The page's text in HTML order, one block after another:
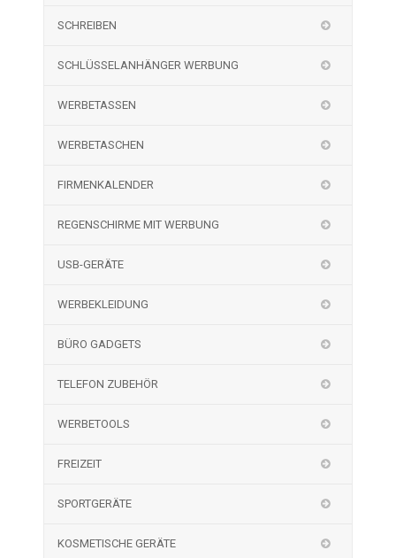
SCHREIBEN
SCHLÜSSELANHÄNGER WERBUNG
WERBETASSEN
WERBETASCHEN
FIRMENKALENDER
REGENSCHIRME MIT WERBUNG
USB-GERÄTE
WERBEKLEIDUNG
BÜRO GADGETS
TELEFON ZUBEHÖR
WERBETOOLS
FREIZEIT
SPORTGERÄTE
KOSMETISCHE GERÄTE